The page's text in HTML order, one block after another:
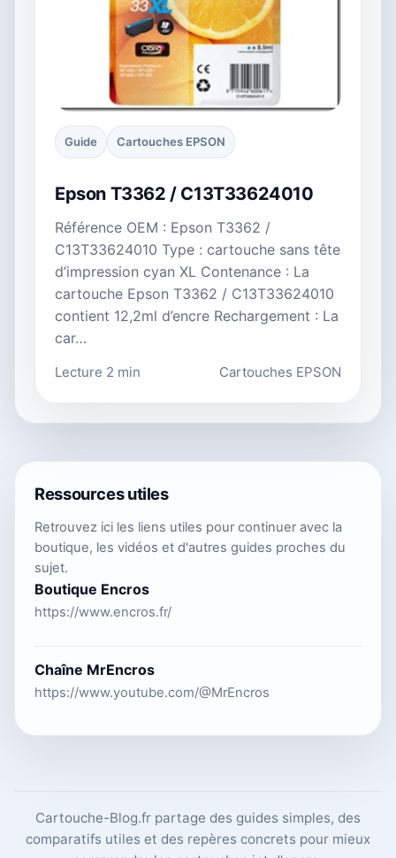
Guide Cartouches EPSON
Epson T3362 / C13T33624010
Référence OEM : Epson T3362 /
C13T33624010 Type : cartouche sans tête
d’impression cyan XL Contenance : La
cartouche Epson T3362 / C13T33624010
contient 12,2ml d’encre Rechargement : La
car…
Lecture 2 min Cartouches EPSON
Ressources utiles
Retrouvez ici les liens utiles pour continuer avec la
boutique, les vidéos et d'autres guides proches du
sujet.
Boutique Encros
https://www.encros.fr/
Chaîne MrEncros
https://www.youtube.com/@MrEncros
Cartouche-Blog.fr partage des guides simples, des
comparatifs utiles et des repères concrets pour mieux